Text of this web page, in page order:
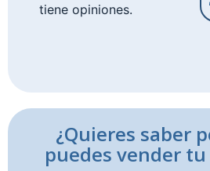
tiene opiniones.
¿Quieres saber
puedes vender